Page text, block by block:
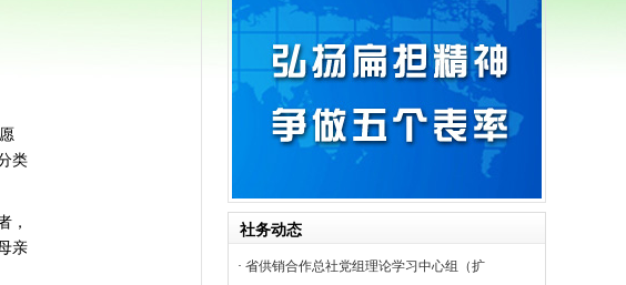
类
，
亲
社务动态
· 省供销合作总社党组理论学习中心组（扩